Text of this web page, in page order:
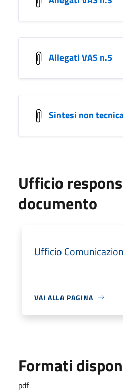
Allegati VAS n.5
Sintesi non
Ufficio
documento
Ufficio
VAI ALLA PAGINA
Formati
pdf